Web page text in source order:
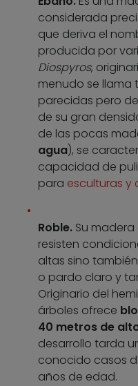
considerada
que deriva el
producida por
Diospyros,
menudo se
parecidas pero
de su gran
de las pocas
agua), se
capacidad de
para esculturas y
Roble. Su
resisten
altas sino
o pardo claro y
Originario del
árboles ofrece
40 metros de
desarrollo tarda
conocido casos
años de edad.